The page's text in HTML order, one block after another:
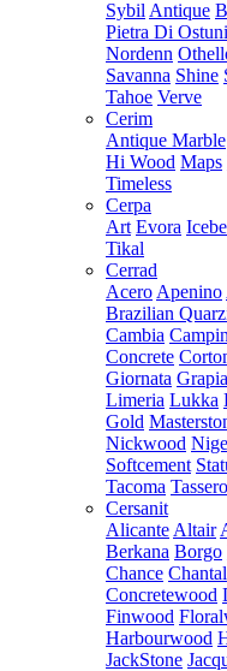
Sybil Antique
Pietra Di Ostuni
Nordenn
Savanna Shine
Tahoe Verve
Cerim
Antique Marble
Hi Wood Maps
Timeless
Cerpa
Art Evora
Tikal
Cerrad
Acero Apenino
Brazilian
Cambia
Concrete
Giornata Grapia
Limeria Lukka
Gold
Nickwood
Softcement
Tacoma Tassero
Cersanit
Alicante Altair
Berkana Borgo
Chance Chantal
Concretewood
Finwood
Harbourwood
JackStone